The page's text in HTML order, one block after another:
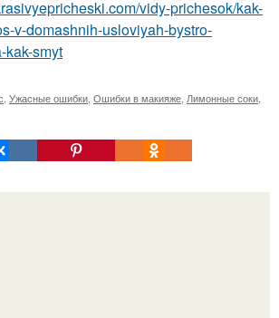
vidy-prichesok/kak-
v-domashnih-usloviyah-bystro-
kak-smyt
Ужасные ошибки Ошибки в макияже Лимонные соки